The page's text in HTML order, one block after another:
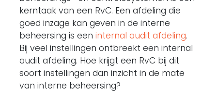
kerntaak van een RvC. Een afdeling die
goed inzage kan geven in de interne
beheersing is een internal audit afdeling.
Bij veel instellingen ontbreekt een internal
audit afdeling. Hoe krijgt een RvC bij dit
soort instellingen dan inzicht in de mate
van interne beheersing?